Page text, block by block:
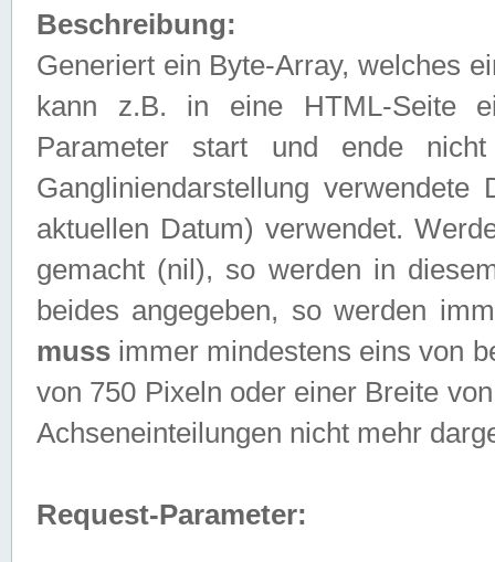
Beschreibung:
Generiert ein Byte-Array, welches
kann z.B. in eine HTML-Seite
Parameter start und ende
Gangliniendarstellung
aktuellen Datum) verwendet.
gemacht (nil), so werden in
beides angegeben, so werden
muss immer mindestens eins von
von 750 Pixeln oder einer Breite
Achseneinteilungen nicht mehr
Request-Parameter: